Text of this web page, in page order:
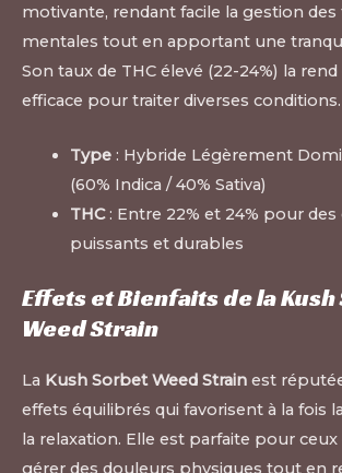
motivante, rendant facile la gestion des
mentales tout en apportant une
Son taux de THC élevé (22-24%) la
efficace pour traiter diverses conditions.
Type: Hybride Légèrement
(60% Indica / 40% Sativa)
THC: Entre 22% et 24% pour des
puissants et durables
Effets et Bienfaits de la
Weed Strain
La Kush Sorbet Weed Strain est
effets équilibrés qui favorisent à la fois
la relaxation. Elle est parfaite pour
gérer des douleurs physiques tout en